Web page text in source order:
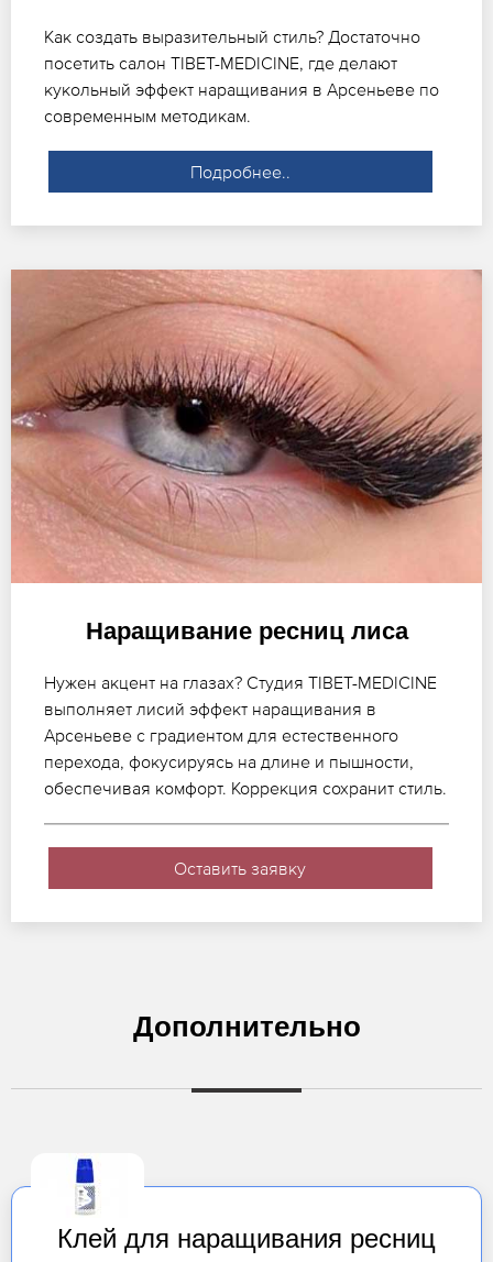
Как создать выразительный стиль? Достаточно
посетить салон TIBET-MEDICINE, где делают
кукольный эффект наращивания в Арсеньеве по
современным методикам.
Подробнее..
Наращивание ресниц лиса
Нужен акцент на глазах? Студия TIBET-MEDICINE
выполняет лисий эффект наращивания в
Арсеньеве с градиентом для естественного
перехода, фокусируясь на длине и пышности,
обеспечивая комфорт. Коррекция сохранит стиль.
Оставить заявку
Дополнительно
Клей для наращивания ресниц